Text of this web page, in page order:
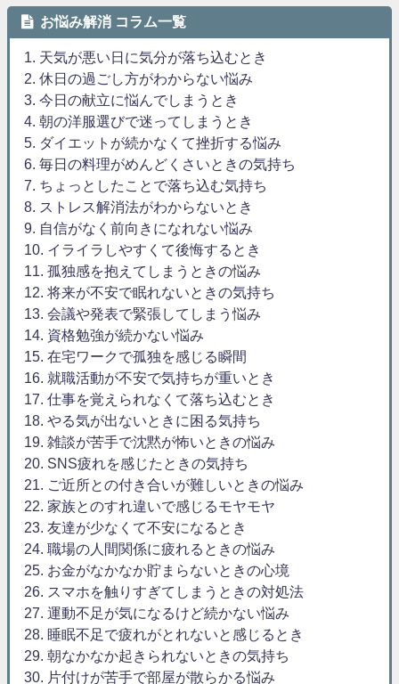
お悩み解消 コラム一覧
1. 天気が悪い日に気分が落ち込むとき
2. 休日の過ごし方がわからない悩み
3. 今日の献立に悩んでしまうとき
4. 朝の洋服選びで迷ってしまうとき
5. ダイエットが続かなくて挫折する悩み
6. 毎日の料理がめんどくさいときの気持ち
7. ちょっとしたことで落ち込む気持ち
8. ストレス解消法がわからないとき
9. 自信がなく前向きになれない悩み
10. イライラしやすくて後悔するとき
11. 孤独感を抱えてしまうときの悩み
12. 将来が不安で眠れないときの気持ち
13. 会議や発表で緊張してしまう悩み
14. 資格勉強が続かない悩み
15. 在宅ワークで孤独を感じる瞬間
16. 就職活動が不安で気持ちが重いとき
17. 仕事を覚えられなくて落ち込むとき
18. やる気が出ないときに困る気持ち
19. 雑談が苦手で沈黙が怖いときの悩み
20. SNS疲れを感じたときの気持ち
21. ご近所との付き合いが難しいときの悩み
22. 家族とのすれ違いで感じるモヤモヤ
23. 友達が少なくて不安になるとき
24. 職場の人間関係に疲れるときの悩み
25. お金がなかなか貯まらないときの心境
26. スマホを触りすぎてしまうときの対処法
27. 運動不足が気になるけど続かない悩み
28. 睡眠不足で疲れがとれないと感じるとき
29. 朝なかなか起きられないときの気持ち
30. 片付けが苦手で部屋が散らかる悩み